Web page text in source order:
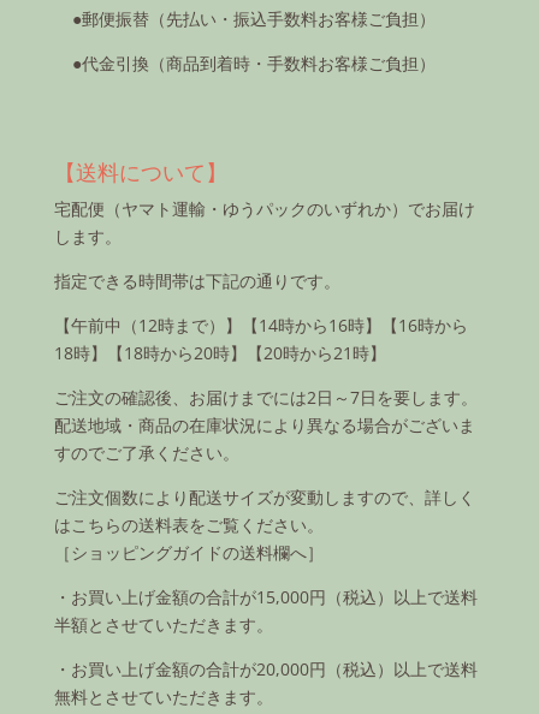
●郵便振替（先払い・振込手数料お客様ご負担）
●代金引換（商品到着時・手数料お客様ご負担）
【送料について】
宅配便（ヤマト運輸・ゆうパックのいずれか）でお届け
します。
指定できる時間帯は下記の通りです。
【午前中（12時まで）】【14時から16時】【16時から
18時】【18時から20時】【20時から21時】
ご注文の確認後、お届けまでには2日～7日を要します。
配送地域・商品の在庫状況により異なる場合がございま
すのでご了承ください。
ご注文個数により配送サイズが変動しますので、詳しく
はこちらの送料表をご覧ください。
［ショッピングガイドの送料欄へ］
・お買い上げ金額の合計が15,000円（税込）以上で送料
半額とさせていただきます。
・お買い上げ金額の合計が20,000円（税込）以上で送料
無料とさせていただきます。